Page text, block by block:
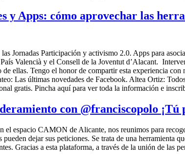
y Apps: cómo aprovechar las
Jornadas Participación y activismo 2.0. Apps para
Valencià y el Consell de la Joventut d’Alacant.
de ellas. Tengo el honor de compartir esta experiencia
Las últimas novedades de Facebook. Altea Ortiz:
gratis. Pincha aquí para ver toda la información e
con @franciscopolo ¡Tú
el espacio CAMON de Alicante, nos reunimos para
dejar sus peticiones. Se trata de una herramienta
Gracias a esta plataforma, a través de la unión de las